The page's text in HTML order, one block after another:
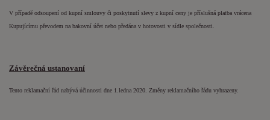
V případě odsoupení od kupní smlouvy či poskytnutí slevy z kupní ceny je příslušná platba vrácena
Kupujícímu převodem na bakovní účet nebo předána v hotovosti v sídle společnosti.
Závěrečná ustanovaní
Tento reklamační řád nabývá účinnosti dne 1.ledna 2020. Změny reklamačního řádu vyhrazeny.